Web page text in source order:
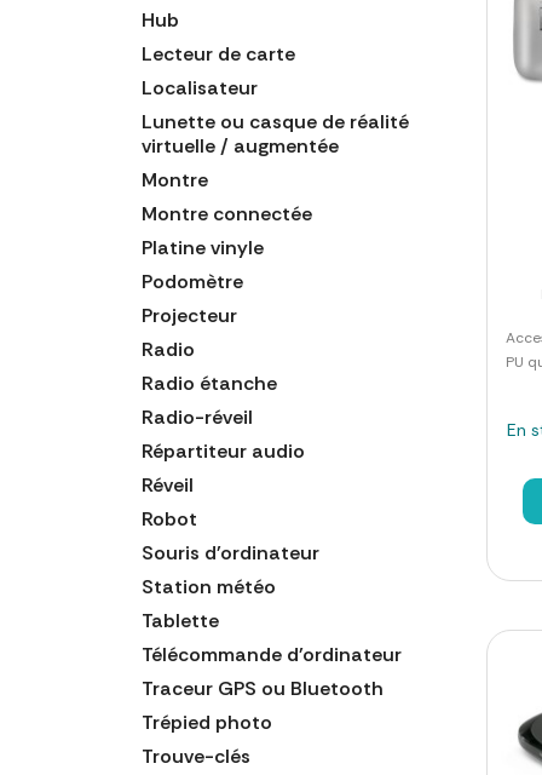
Hub
Lecteur de carte
Localisateur
Lunette ou casque de réalité
virtuelle / augmentée
Montre
Montre connectée
Platine vinyle
Podomètre
Projecteur
Radio
Radio étanche
Radio-réveil
Répartiteur audio
Réveil
Robot
Souris d'ordinateur
Station météo
Tablette
Télécommande d'ordinateur
Traceur GPS ou Bluetooth
Trépied photo
Trouve-clés
PU
En